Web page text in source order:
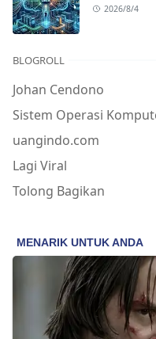
2026/8/4
BLOGROLL
Johan Cendono
Sistem Operasi
uangindo.com
Lagi Viral
Tolong Bagikan